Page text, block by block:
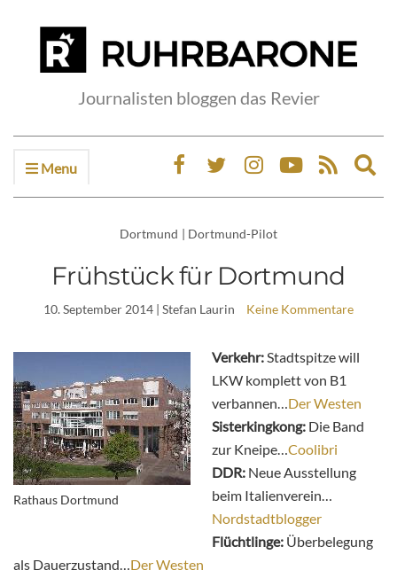
Journalisten bloggen das Revier
Menu
Dortmund | Dortmund-Pilot
Frühstück für Dortmund
10. September 2014 | Stefan Laurin Keine Kommentare
Rathaus Dortmund
Verkehr:Stadtspitze will
LKW komplett von B1
verbannen…Der Westen
Sisterkingkong: Die Band
zur Kneipe…Coolibri
DDR: Neue Ausstellung
beim Italienverein…
Nordstadtblogger
Flüchtlinge: Überbelegung
als Dauerzustand…Der Westen